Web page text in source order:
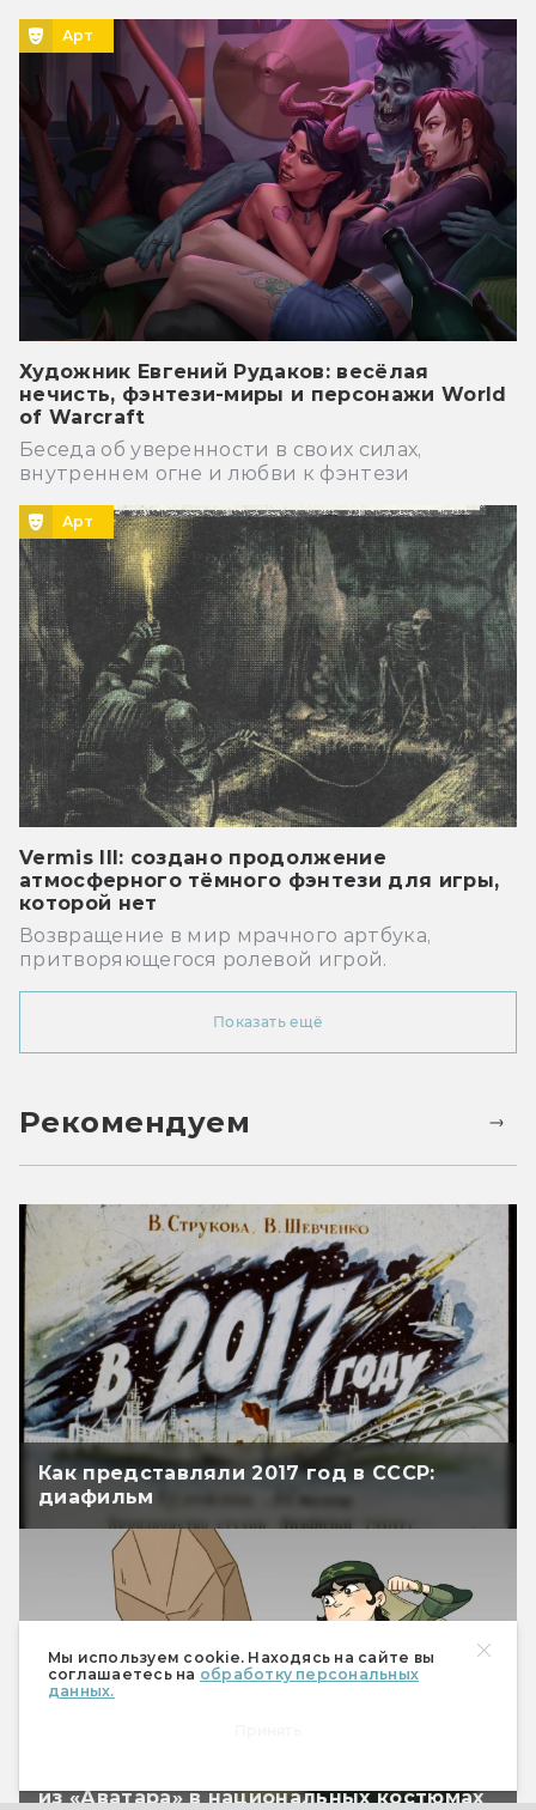
Мы используем cookie. Находясь на сайте вы
соглашаетесь на обработку персональных
данных.
Арт
Художник Евгений Рудаков: весёлая
нечисть, фэнтези-миры и персонажи World
of Warcraft
Беседа об уверенности в своих силах,
внутреннем огне и любви к фэнтези
Арт
Vermis III: создано продолжение
атмосферного тёмного фэнтези для игры,
которой нет
Возвращение в мир мрачного артбука,
притворяющегося ролевой игрой.
Показать ещё
Рекомендуем
Как представляли 2017 год в СССР:
диафильм
из «Аватара» в национальных костюмах